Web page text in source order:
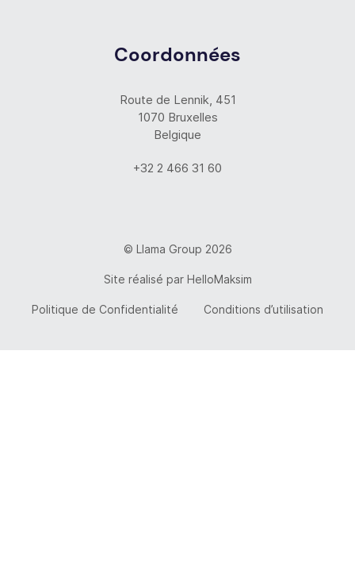
Coordonnées
Route de Lennik, 451
1070 Bruxelles
Belgique
+32 2 466 31 60
© Llama Group 2026
Site réalisé par HelloMaksim
Politique de Confidentialité Conditions d’utilisation